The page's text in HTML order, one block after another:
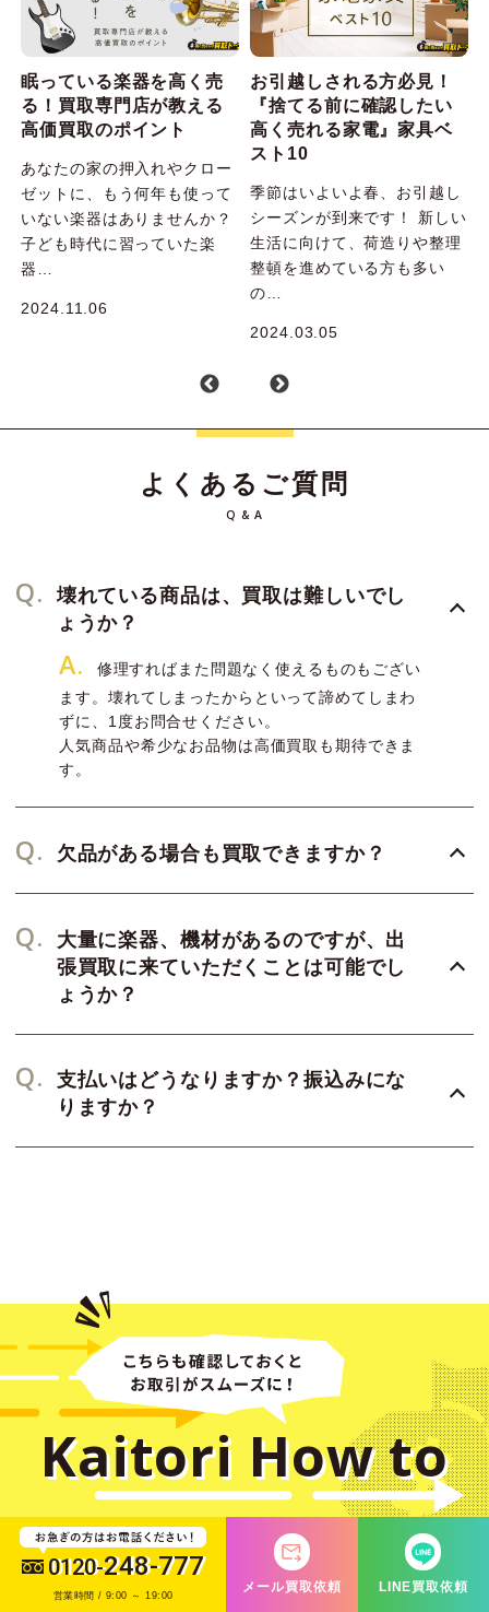
眠っている楽器を高く売
る！買取専門店が教える
高価買取のポイント
あなたの家の押入れやクロー
ゼットに、もう何年も使って
いない楽器はありませんか？
子ども時代に習っていた楽
器…
2024.11.06
お引越しされる方必見！
『捨てる前に確認したい
高く売れる家電』家具ベ
スト10
季節はいよいよ春、お引越し
シーズンが到来です！ 新しい
生活に向けて、荷造りや整理
整頓を進めている方も多い
の…
2024.03.05
よくあるご質問
Q & A
Q.
壊れている商品は、買取は難しいでし
ょうか？
A.
修理すればまた問題なく使えるものもござい
ます。壊れてしまったからといって諦めてしまわ
ずに、1度お問合せください。
人気商品や希少なお品物は高価買取も期待できま
す。
Q. 欠品がある場合も買取できますか？
Q.
大量に楽器、機材があるのですが、出
張買取に来ていただくことは可能でし
ょうか？
Q.
支払いはどうなりますか？振込みにな
りますか？
Kaitori How to
買取方法・流れ
0120-248-777
営業時間 / 9:00 ～ 19:00
メール買取依頼 LINE買取依頼